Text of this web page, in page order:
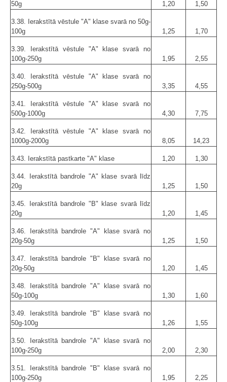
50g
1,20 1,50
3.38. Ierakstītā vēstule "A" klase svarā no 50g-
100g
1,25 1,70
3.39. Ierakstītā vēstule "A" klase svarā no
100g-250g
1,95 2,55
3.40. Ierakstītā vēstule "A" klase svarā no
250g-500g
3,35 4,55
3.41. Ierakstītā vēstule "A" klase svarā no
500g-1000g
4,30 7,75
3.42. Ierakstītā vēstule "A" klase svarā no
1000g-2000g
8,05 14,23
3.43. Ierakstītā pastkarte "A" klase 1,20 1,30
3.44. Ierakstītā bandrole "A" klase svarā līdz
20g
1,25 1,50
3.45. Ierakstītā bandrole "B" klase svarā līdz
20g
1,20 1,45
3.46. Ierakstītā bandrole "A" klase svarā no
20g-50g
1,25 1,50
3.47. Ierakstītā bandrole "B" klase svarā no
20g-50g
1,20 1,45
3.48. Ierakstītā bandrole "A" klase svarā no
50g-100g
1,30 1,60
3.49. Ierakstītā bandrole "B" klase svarā no
50g-100g
1,26 1,55
3.50. Ierakstītā bandrole "A" klase svarā no
100g-250g
2,00 2,30
3.51. Ierakstītā bandrole "B" klase svarā no
100g-250g
1,95 2,25